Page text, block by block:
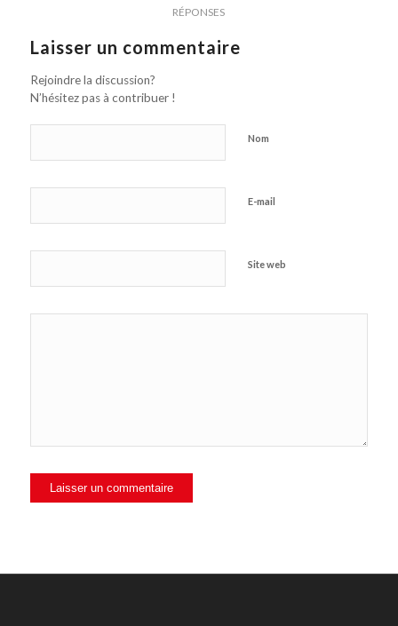
RÉPONSES
Laisser un commentaire
Rejoindre la discussion?
N’hésitez pas à contribuer !
Nom
E-mail
Site web